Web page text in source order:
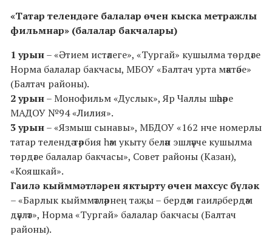
«Татар телендәге балалар өчен кыска метражлы
фильмнар» (балалар бакчалары)
1 урын– «Әтием истәлеге», «Тургай» кушылма төрдәге
Норма балалар бакчасы, МБОУ «Балтач урта мәктәбе»
(Балтач районы).
2 урын– Монофильм «Дуслык», Яр Чаллы шәһәре
МАДОУ №94 «Лилия».
3 урын– «Язмыш сынавы», МБДОУ «162 нче номерлы
татар телендә тәрбия һәм укыту белән эшләүче кушылма
төрдәге балалар бакчасы», Совет районы (Казан),
«Кояшкай».
Гаилә кыйммәтләрен яктырту өчен махсус бүләк
– «Барлык кыйммәтләрнең таҗы – бердәм гаилә, бердәм
дәүләт», Норма «Тургай» балалар бакчасы (Балтач
районы).